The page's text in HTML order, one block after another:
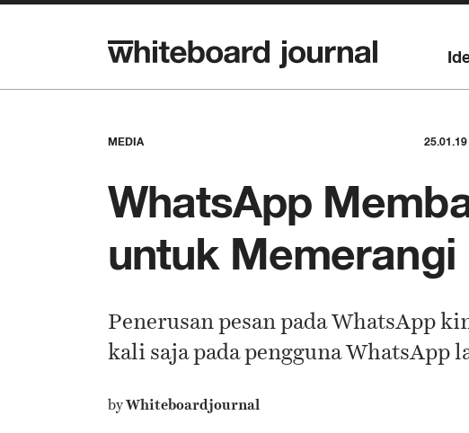
MEDIA 25.01.19
WhatsApp
untuk Memerangi
Penerusan pesan pada WhatsApp
kali saja pada pengguna WhatsApp
byWhiteboardjournal